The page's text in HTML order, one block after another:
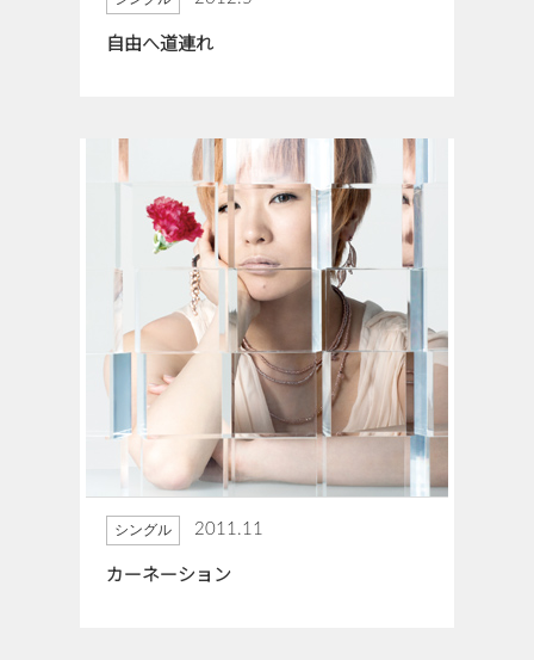
自由へ道連れ
シングル 2011.11
カーネーション